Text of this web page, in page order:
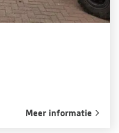
Meer informatie